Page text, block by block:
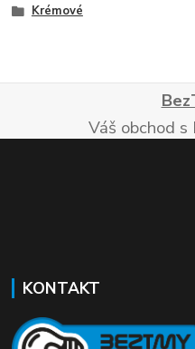
Krémové
Váš obchod
KONTAKT